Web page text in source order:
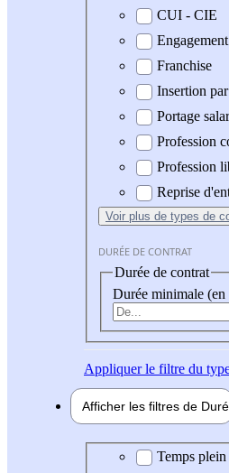
CUI - CIE
Franchise
Insertion
Portage
Profession
Profession
Reprise
Voir plus de types de
DURÉE DE CONTRAT
Durée de contrat
Durée minimale (en
Appliquerle filtre du
Afficher les filtres de
Durée hebdomadaire
Temps